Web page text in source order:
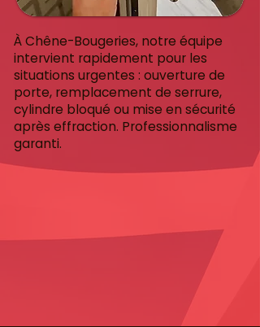
À Chêne-Bougeries, notre équipe
intervient rapidement pour les
situations urgentes : ouverture de
porte, remplacement de serrure,
cylindre bloqué ou mise en sécurité
après effraction. Professionnalisme
garanti.